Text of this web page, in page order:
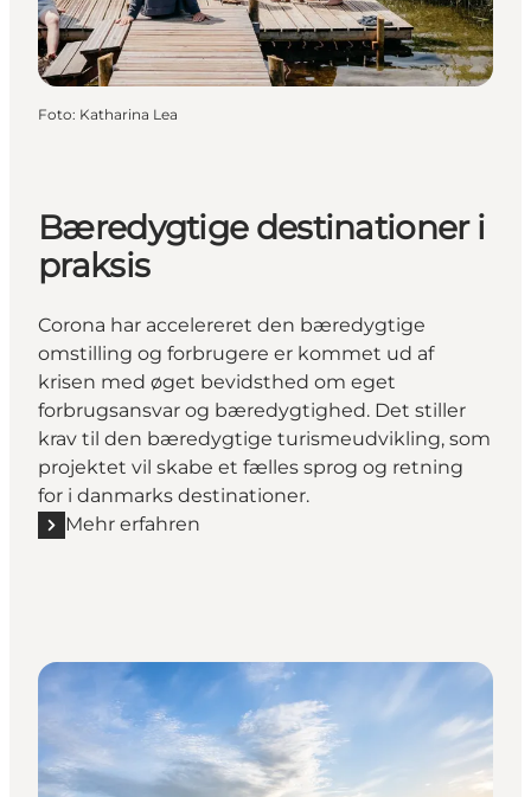
Foto: Katharina Lea
Bæredygtige destinationer i
praksis
Corona har accelereret den bæredygtige
omstilling og forbrugere er kommet ud af
krisen med øget bevidsthed om eget
forbrugsansvar og bæredygtighed. Det stiller
krav til den bæredygtige turismeudvikling, som
projektet vil skabe et fælles sprog og retning
for i danmarks destinationer.
Mehr erfahren
Mehr erfahren "Bæredygtige destinationer i praksis"